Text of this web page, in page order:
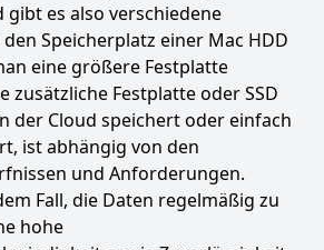
gibt es also verschiedene
Speicherplatz einer Mac HDD
eine größere Festplatte
zusätzliche Festplatte oder SSD
der Cloud speichert oder einfach
ist abhängig von den
und Anforderungen.
Fall, die Daten regelmäßig zu
hohe